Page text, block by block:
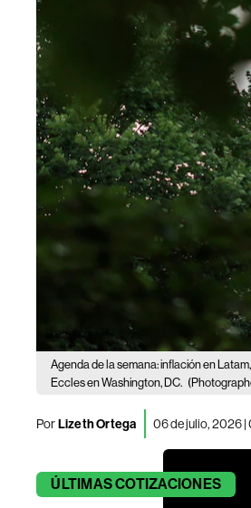
Agenda de la semana: inflación en
Eccles en Washington, DC.
PorLizeth Ortega 06 de julio, 2026 |
ÚLTIMASCOTIZACIONES